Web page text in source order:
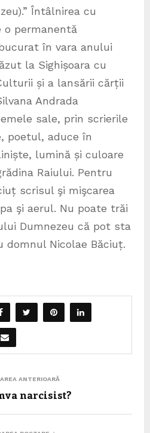
Întâlnirea cu
o permanentă
în vara anului
la Sighișoara cu
și a lansării cărții
Andrada
sale, prin scrierile
poetul, aduce în
lumină și culoare
Raiului. Pentru
scrisul şi mişcarea
şi aerul. Nu poate trăi
Dumnezeu că pot sta
domnul Nicolae Băciuț.
ANTERIOARĂ
narcisist?